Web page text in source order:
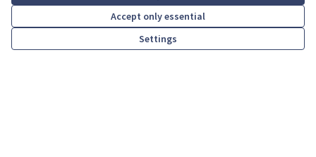
Accept only essential
Settings
Inicio Pesquisar Atividade Entrar
Resources
Atividade